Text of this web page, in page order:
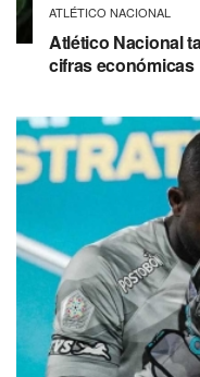
ATLÉTICO NACIONAL
Atlético Nacional
cifras económicas